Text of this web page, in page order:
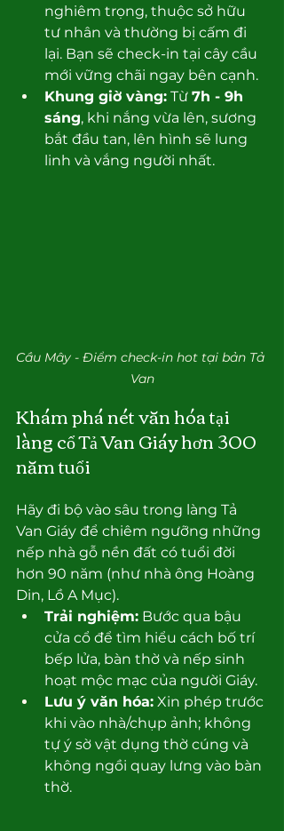
nghiêm trọng, thuộc sở hữu
tư nhân và thường bị cấm đi
lại. Bạn sẽ check-in tại cây cầu
mới vững chãi ngay bên cạnh.
Khung giờ vàng: Từ 7h - 9h
sáng, khi nắng vừa lên, sương
bắt đầu tan, lên hình sẽ lung
linh và vắng người nhất.
Cầu Mây - Điểm check-in hot tại bản Tả
Van
Khám phá nét văn hóa tại
làng cổ Tả Van Giáy hơn 300
năm tuổi
Hãy đi bộ vào sâu trong làng Tả
Van Giáy để chiêm ngưỡng những
nếp nhà gỗ nền đất có tuổi đời
hơn 90 năm (như nhà ông Hoàng
Din, Lồ A Mục).
Trải nghiệm: Bước qua bậu
cửa cổ để tìm hiểu cách bố trí
bếp lửa, bàn thờ và nếp sinh
hoạt mộc mạc của người Giáy.
Lưu ý văn hóa: Xin phép trước
khi vào nhà/chụp ảnh; không
tự ý sờ vật dụng thờ cúng và
không ngồi quay lưng vào bàn
thờ.